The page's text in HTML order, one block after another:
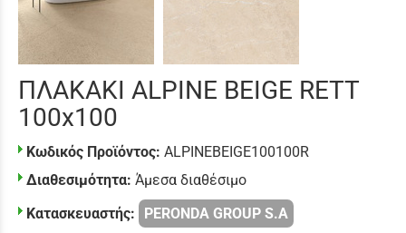
ΠΛΑΚΑΚΙ ALPINE BEIGE RETT
100x100
Κωδικός Προϊόντος: ALPINEBEIGE100100R
Διαθεσιμότητα: Άμεσα διαθέσιμο
Κατασκευαστής:
PERONDA GROUP S.A